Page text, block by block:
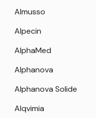
Almusso
Alpecin
AlphaMed
Alphanova
Alphanova Solide
Alqvimia